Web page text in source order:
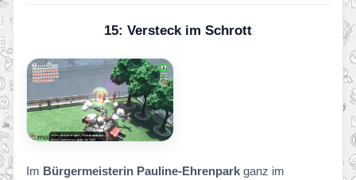
15: Versteck im Schrott
Im Bürgermeisterin Pauline-Ehrenpark ganz im